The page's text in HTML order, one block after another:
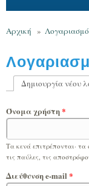
Αρχική »
Δημιουργία νέου
Όνομα χρήστη*
Τα κενά επιτρέπονται· τα
τις παύλες, τις
Διεύθυνση e-mail *